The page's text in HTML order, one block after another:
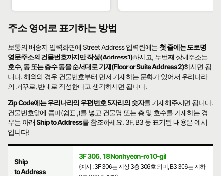
주소 영어로 표기하는 방법
보통의 배송지 입력화면에 Street Address 입력란에는 첫 줄에는 도로명
영문주소의 건물번호까지만 작성(Address1)하시고, 두번째 상세주소는
호수, 동 또는 층수 동을 순서대로 기재(Floor or Suite Address2)하시면 됩
니다. 해외의 경우 건물번호부터 먼저 기재하는 문화가 있어서 우리나라
의 거꾸로, 반대로 작성한다고 생각하시면 됩니다.
Zip Code에는 우리나라의 우편번호 5자리의 숫자를 기재해주시면 됩니다.
건물번호앞에 콤마(쉼표 ,)를 넣고 건물명 또는 층 및 호수를 기재하는 경
우는 아래Ship to Address를 참조하세요. 3F, B3 등 표기된 내용은 예시
입니다!
Ship
to Address
3F 306, 18 Nonhyeon-ro 10-gil
(예시 : 3F 306는 지상 3층 306호 의미, B3 306는 지하